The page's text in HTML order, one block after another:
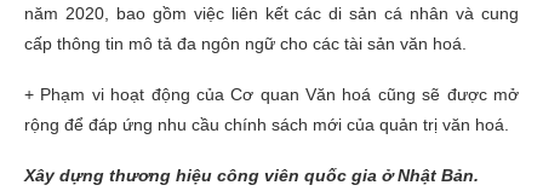
năm 2020, bao gồm việc liên kết các di sản cá nhân và cung
cấp thông tin mô tả đa ngôn ngữ cho các tài sản văn hoá.
+ Phạm vi hoạt động của Cơ quan Văn hoá cũng sẽ được mở
rộng để đáp ứng nhu cầu chính sách mới của quản trị văn hoá.
Xây dựng thương hiệu công viên quốc gia ở Nhật Bản.